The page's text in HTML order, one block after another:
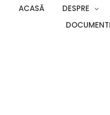
ACASĂ DESPRE